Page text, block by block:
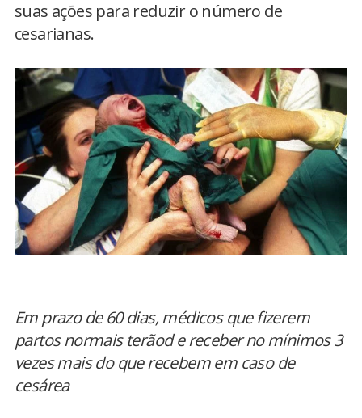
suas ações para reduzir o número de
cesarianas.
Em prazo de 60 dias, médicos que fizerem
partos normais terãod e receber no mínimos 3
vezes mais do que recebem em caso de
cesárea